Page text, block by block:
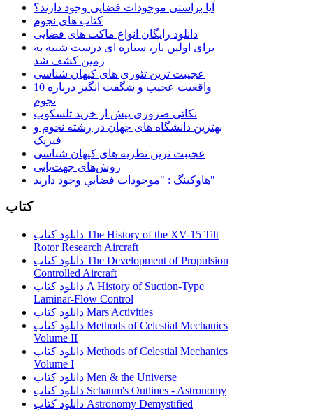
آیا براستی موجودات فضایی وجود دارند؟
کتاب های نجوم
دانلود رایگان انواع ماکت های فضایی
برای اولین بار، سیاره ای درست شبیه به
زمین کشف شد
عجیبت ترین تئوری های کیهان شناسی
10 واقعیت عجیب و شگفت انگیز درباره
نجوم
نکاتی ضروری پیش از خرید تلسکوپ
بهترین دانشگاه های جهان در رشته نجوم و
فیزیک
عجیبت ترین نظریه های کیهان شناسی
روش‌های جهت‌یابی
هاوكينگ : "موجودات فضايي وجود دارند"
کتاب
دانلود کتاب The History of the XV-15 Tilt
Rotor Research Aircraft
دانلود کتاب The Development of Propulsion
Controlled Aircraft
دانلود کتاب A History of Suction-Type
Laminar-Flow Control
دانلود کتاب Mars Activities
دانلود کتاب Methods of Celestial Mechanics
Volume II
دانلود کتاب Methods of Celestial Mechanics
Volume I
دانلود کتاب Men & the Universe
دانلود کتاب Schaum's Outlines - Astronomy
دانلود کتاب Astronomy Demystified